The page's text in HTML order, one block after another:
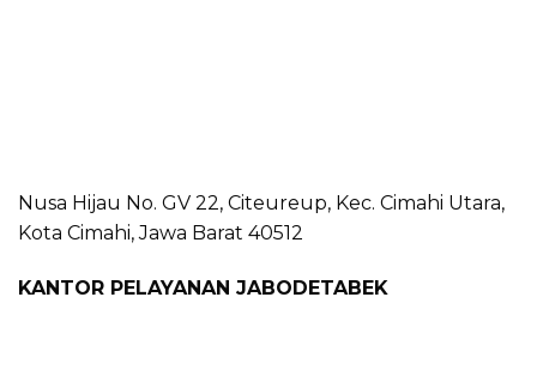
Nusa Hijau No. GV 22, Citeureup, Kec. Cimahi Utara,
Kota Cimahi, Jawa Barat 40512
KANTOR PELAYANAN JABODETABEK